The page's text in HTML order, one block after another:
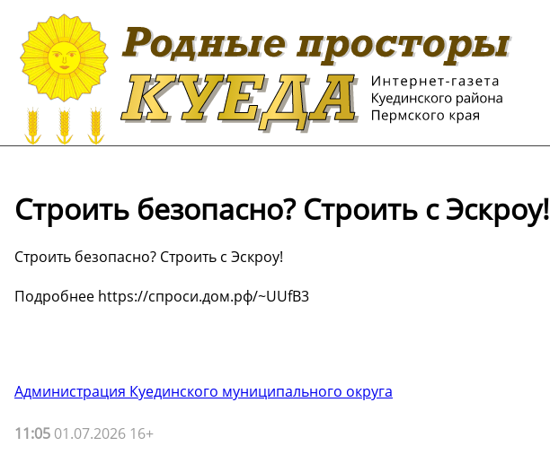
Строить безопасно? Строить с Эскроу!
Строить безопасно? Строить с Эскроу!
Подробнее https://спроси.дом.рф/~UUfB3
Администрация Куединского муниципального округа
11:05 01.07.2026 16+